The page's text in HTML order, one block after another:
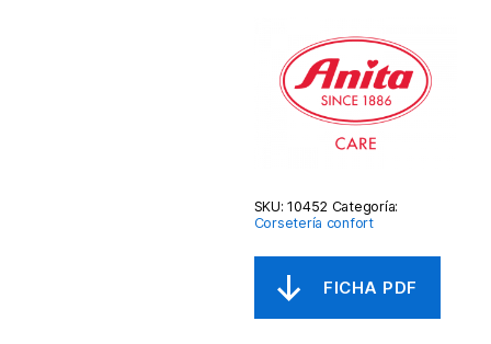
SKU:10452 Categoría:
Corsetería confort